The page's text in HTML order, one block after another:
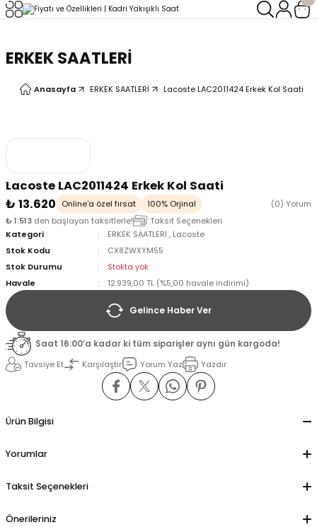
ERKEK SAATLERİ
Anasayfa ERKEK SAATLERİ Lacoste LAC2011424 Erkek Kol Saati
Lacoste LAC2011424 Erkek Kol Saati
₺ 13.620
Online'a özel fırsat 100% Orjinal
(0) Yorum
₺ 1.513 den başlayan taksitlerle!
Taksit Seçenekleri
Kategori
ERKEK SAATLERİ , Lacoste
Stok Kodu
CX8ZWXYM55
Stok Durumu
Stokta yok
Havale
12.939,00 TL (%5,00 havale indirimi)
Gelince Haber Ver
Saat 16:00’a kadar ki tüm siparişler aynı gün kargoda!
Tavsiye Et
Karşılaştır Yorum Yaz Yazdır
Ürün Bilgisi
Yorumlar
Taksit Seçenekleri
Önerileriniz
Geri Dön
Geri Dön